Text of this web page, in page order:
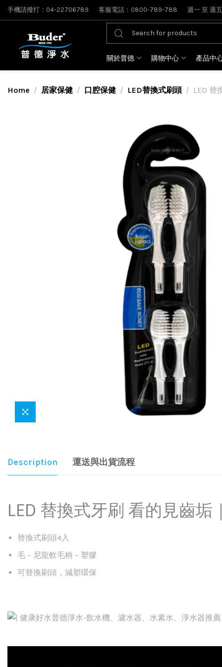
手機請撥打：04-22706789 客服電話：0800-789-788 週一 至 週
關於普德 購物中心 產品中
Home 居家保健 口腔保健 LED替換式刷頭 LED 替
Description 運送與出貨流程
LED 替換式牙刷 看的見齒垢
替換式刷頭4入
毛 – 尼龍軟毛柄 – 塑膠
可替換刷頭，減塑環保